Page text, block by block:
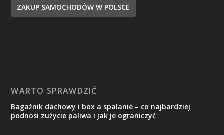
ZAKUP SAMOCHODÓW W POLSCE
WARTO SPRAWDZIĆ
Bagażnik dachowy i box a spalanie – co najbardziej
podnosi zużycie paliwa i jak je ograniczyć